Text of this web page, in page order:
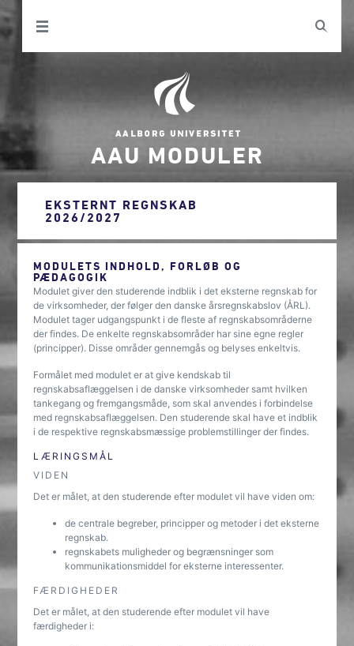
AAU MODULER
EKSTERNT REGNSKAB
2026/2027
MODULETS INDHOLD, FORLØB OG
PÆDAGOGIK
Modulet giver den studerende indblik i det eksterne regnskab for
de virksomheder, der følger den danske årsregnskabslov (ÅRL).
Modulet tager udgangspunkt i de fleste af regnskabsområderne
der findes. De enkelte regnskabsområder har sine egne regler
(principper). Disse områder gennemgås og belyses enkeltvis.
Formålet med modulet er at give kendskab til
regnskabsaflæggelsen i de danske virksomheder samt hvilken
tankegang og fremgangsmåde, som skal anvendes i forbindelse
med regnskabsaflæggelsen. Den studerende skal have et indblik
i de respektive regnskabsmæssige problemstillinger der findes.
LÆRINGSMÅL
VIDEN
Det er målet, at den studerende efter modulet vil have viden om:
de centrale begreber, principper og metoder i det eksterne
regnskab.
regnskabets muligheder og begrænsninger som
kommunikationsmiddel for eksterne interessenter.
FÆRDIGHEDER
Det er målet, at den studerende efter modulet vil have
færdigheder i: